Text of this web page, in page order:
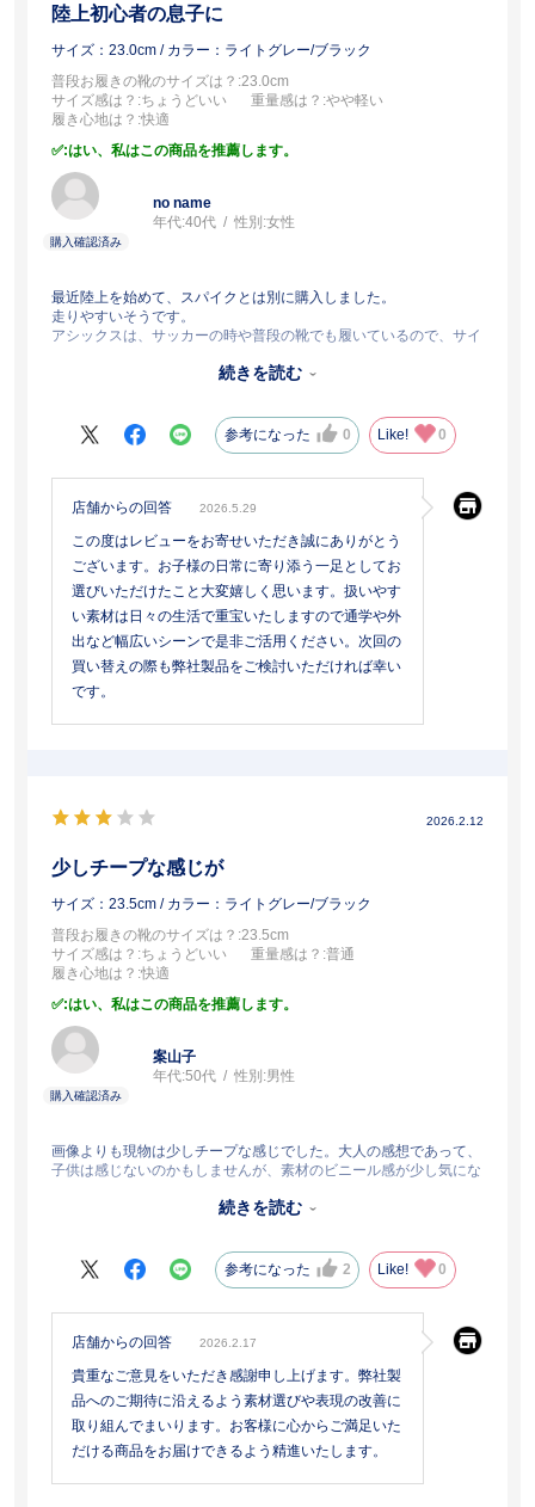
陸上初心者の息子に
サイズ：23.0cm / カラー：ライトグレー/ブラック
普段お履きの靴のサイズは？ :23.0cm
サイズ感は？ :ちょうどいい 重量感は？ :やや軽い
履き心地は？ :快適
:はい、私はこの商品を推薦します。
no name
年代:40代 性別:女性
最近陸上を始めて、スパイクとは別に購入しました。
走りやすいそうです。
アシックスは、サッカーの時や普段の靴でも履いているので、サイ
つるんとしてるので、トラックの赤色がついちゃっても落としやす
続きを読む
参考になった 0 Like! 0
店舗からの回答 2026.5.29
この度はレビューをお寄せいただき誠にありがとう
ございます。お子様の日常に寄り添う一足としてお
選びいただけたこと大変嬉しく思います。扱いやす
い素材は日々の生活で重宝いたしますので通学や外
出など幅広いシーンで是非ご活用ください。次回の
買い替えの際も弊社製品をご検討いただければ幸い
です。
2026.2.12
少しチープな感じが
サイズ：23.5cm / カラー：ライトグレー/ブラック
普段お履きの靴のサイズは？ :23.5cm
サイズ感は？ :ちょうどいい 重量感は？ :普通
履き心地は？ :快適
:はい、私はこの商品を推薦します。
案山子
年代:50代 性別:男性
画像よりも現物は少しチープな感じでした。大人の感想であって、
子供は感じないのかもしませんが、素材のビニール感が少し気にな
シックスのちゃんとした作りの靴をこの価格で実現できてることに
続きを読む
参考になった 2 Like! 0
店舗からの回答 2026.2.17
貴重なご意見をいただき感謝申し上げます。弊社製
品へのご期待に沿えるよう素材選びや表現の改善に
取り組んでまいります。お客様に心からご満足いた
だける商品をお届けできるよう精進いたします。